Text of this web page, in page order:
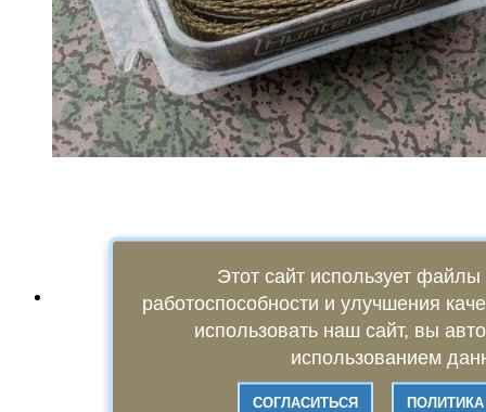
Этот сайт использует
работоспособности и улучшения
использовать наш сайт, вы
использованием
СОГЛАСИТЬСЯ